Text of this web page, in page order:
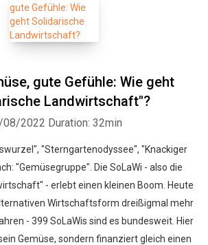
gute Gefühle: Wie geht
Landwirtschaft"?
08/2022 Duration: 32min
"Sterngartenodyssee", "Knackiger
"Gemüsegruppe". Die SoLaWi - also die
- erlebt einen kleinen Boom. Heute
Wirtschaftsform dreißigmal mehr
- 399 SoLaWis sind es bundesweit. Hier
Gemüse, sondern finanziert gleich einen
Facebook Twitter